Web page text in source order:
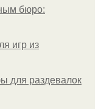
бюро:
игр из
для раздевалок